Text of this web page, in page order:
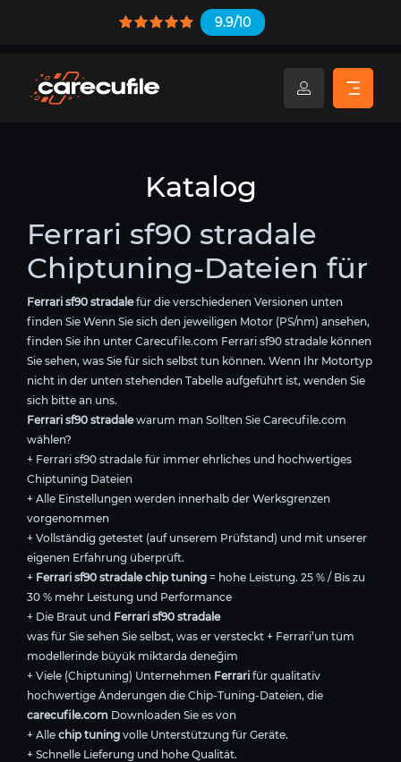
9.9/10
Katalog
Ferrari sf90 stradale
Chiptuning-Dateien für
Ferrari sf90 stradalefür die verschiedenen Versionen unten
finden Sie Wenn Sie sich den jeweiligen Motor (PS/nm) ansehen,
finden Sie ihn unter Carecufile.com Ferrari sf90 stradale können
Sie sehen, was Sie für sich selbst tun können. Wenn Ihr Motortyp
nicht in der unten stehenden Tabelle aufgeführt ist, wenden Sie
sich bitte an uns.
Ferrari sf90 stradalewarum man Sollten Sie Carecufile.com
wählen?
+ Ferrari sf90 stradale für immer ehrliches und hochwertiges
Chiptuning Dateien
+ Alle Einstellungen werden innerhalb der Werksgrenzen
vorgenommen
+ Vollständig getestet (auf unserem Prüfstand) und mit unserer
eigenen Erfahrung überprüft.
+ Ferrari sf90 stradale chip tuning = hohe Leistung. 25 % / Bis zu
30 % mehr Leistung und Performance
+ Die Braut und Ferrari sf90 stradale
was für Sie sehen Sie selbst, was er versteckt + Ferrari’un tüm
modellerinde büyük miktarda deneğim
+ Viele (Chiptuning) Unternehmen Ferrari für qualitativ
hochwertige Änderungen die Chip-Tuning-Dateien, die
carecufile.com Downloaden Sie es von
+ Alle chip tuning volle Unterstützung für Geräte.
+ Schnelle Lieferung und hohe Qualität.